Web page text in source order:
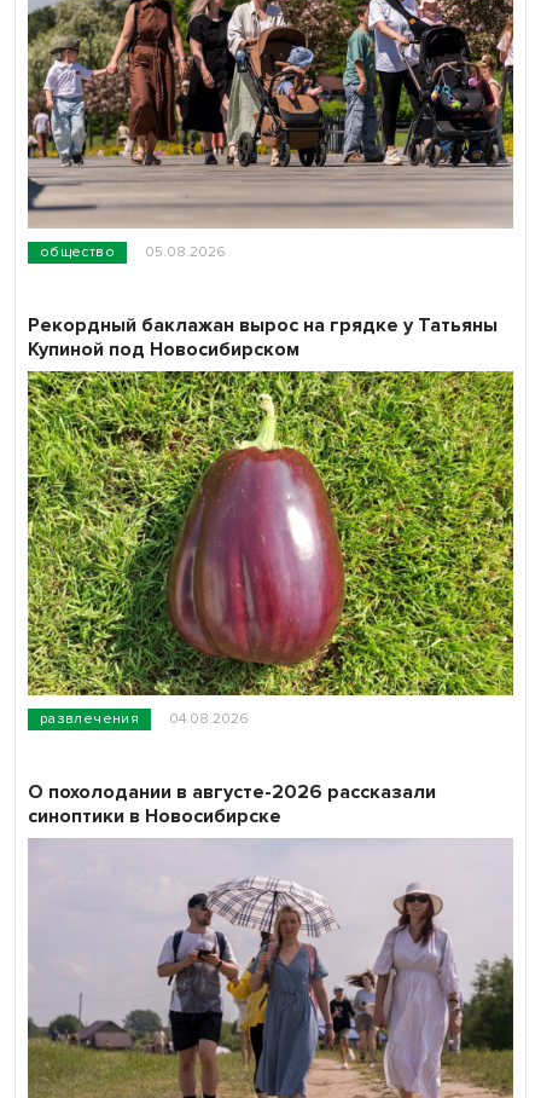
общество 05.08.2026
развлечения 04.08.2026
Рекордный баклажан вырос на грядке у Татьяны
Купиной под Новосибирском
О похолодании в августе-2026 рассказали
синоптики в Новосибирске